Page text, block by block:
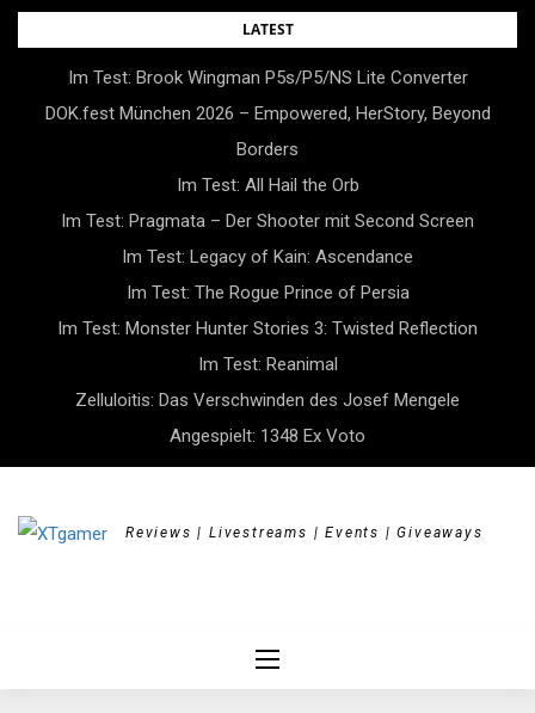
Skip
LATEST
Im Test: Brook Wingman P5s/P5/NS Lite Converter
DOK.fest München 2026 – Empowered, HerStory, Beyond
Borders
Im Test: All Hail the Orb
Im Test: Pragmata – Der Shooter mit Second Screen
Im Test: Legacy of Kain: Ascendance
Im Test: The Rogue Prince of Persia
Im Test: Monster Hunter Stories 3: Twisted Reflection
Im Test: Reanimal
Zelluloitis: Das Verschwinden des Josef Mengele
Angespielt: 1348 Ex Voto
Reviews | Livestreams | Events | Giveaways